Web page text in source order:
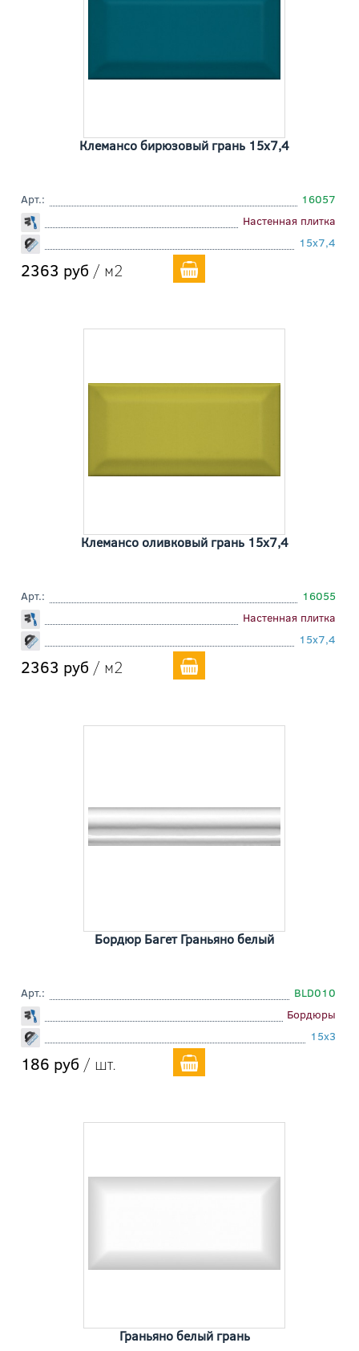
Клемансо бирюзовый грань 15x7,4
Арт.:
16057
Настенная плитка
15x7,4
2363 руб / м2
Клемансо оливковый грань 15x7,4
Арт.:
16055
Настенная плитка
15x7,4
2363 руб / м2
Бордюр Багет Граньяно белый
Арт.:
BLD010
Бордюры
15x3
186 руб / шт.
Граньяно белый грань